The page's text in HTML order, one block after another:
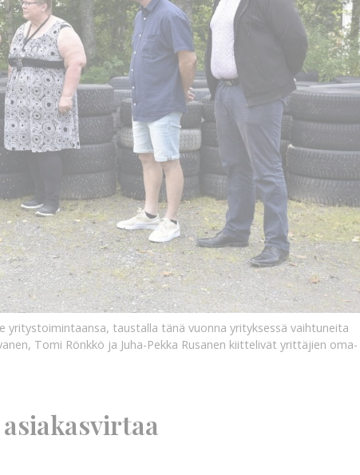
yritystoimintaansa, taustalla tänä vuonna yrityksessä vaihtuneita
Tomi Rönkkö ja Juha-Pekka Rusanen kiittelivät yrittäjien oma-